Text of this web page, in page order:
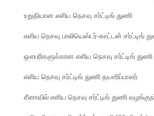
உறுதியான எளிய நெசவு சர்ட்டிங் துணி
எளிய நெசவு பாலியெஸ்டர்-காட்டன் சர்ட்டிங்
ஔபரிகளுக்கான எளிய நெசவு சர்ட்டிங் துணி
எளிய நெசவு சர்ட்டிங் துணி தயாரிப்பாளர்
சீனாவில் எளிய நெசவு சர்ட்டிங் துணி